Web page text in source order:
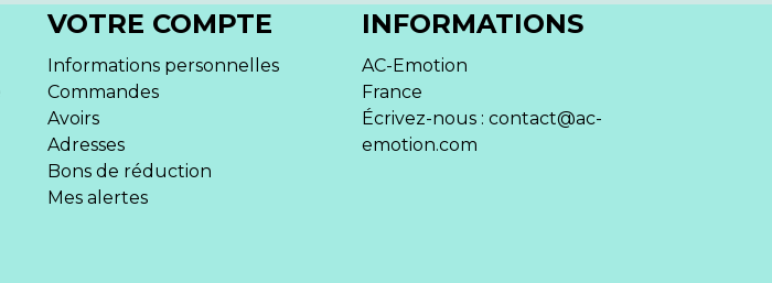
VOTRE COMPTE
Informations personnelles
Commandes
Avoirs
Adresses
Bons de réduction
Mes alertes
INFORMATIONS
AC-Emotion
France
Écrivez-nous : contact@ac-
emotion.com